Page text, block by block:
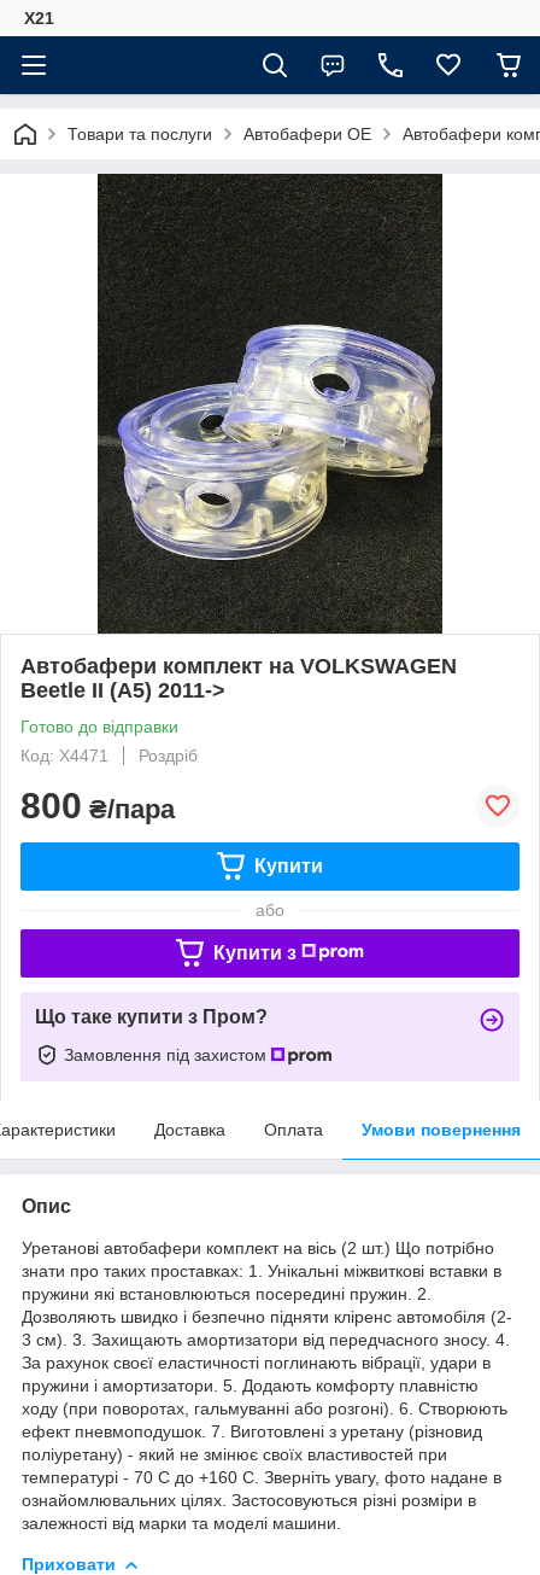
Х21
Товари та послуги Автобафери ОЕ Автобафери
Автобафери комплект на VOLKSWAGEN
Beetle II (A5) 2011->
Готово до відправки
Код: X4471
Роздріб
800 ₴/пара
Купити
або
Купити з
Що таке купити з Пром?
Замовлення під захистом
Доставка Оплата Умови повернення
Опис
Уретанові автобафери комплект на вісь (2 шт.) Що потрібно
знати про таких проставках: 1. Унікальні міжвиткові вставки в
пружини які встановлюються посередині пружин. 2.
Дозволяють швидко і безпечно підняти кліренс автомобіля (2-
3 см). 3. Захищають амортизатори від передчасного зносу. 4.
За рахунок своєї еластичності поглинають вібрації, удари в
пружини і амортизатори. 5. Додають комфорту плавністю
ходу (при поворотах, гальмуванні або розгоні). 6. Створюють
ефект пневмоподушок. 7. Виготовлені з уретану (різновид
поліуретану) - який не змінює своїх властивостей при
температурі - 70 С до +160 С. Зверніть увагу, фото надане в
ознайомлювальних цілях. Застосовуються різні розміри в
залежності від марки та моделі машини.
Приховати